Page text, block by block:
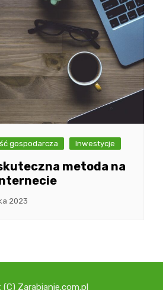
gospodarcza Inwestycje
metoda na
2023
Zarabianie.com.pl